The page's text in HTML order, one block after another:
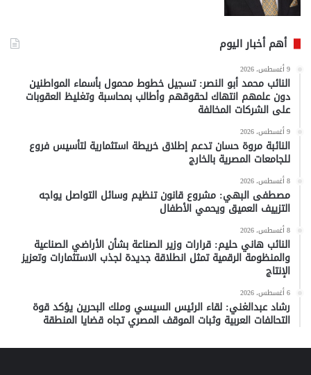
أهم أخبار اليوم
9 أغسطس، 2026
النائب محمد أبو النصر: تسجيل خطوط محمول بأسماء المواطنين
دون علمهم انتهاك لحقوقهم وأطالب بمحاسبة وتغليظ العقوبات
على الشركات المخالفة
9 أغسطس، 2026
النائبة مروة حسان تدعم إطلاق خريطة استثمارية لتأسيس فروع
للجامعات المصرية بالخارج
8 أغسطس، 2026
مصطفى البهي: مشروع قانون تنظيم وسائل التواصل يواجه
التزييف العميق ويحمي الأطفال
8 أغسطس، 2026
النائب هاني حليم: قرارات وزير الصناعة بشأن الأراضي الصناعية
والمنظومة الرقمية تمثل انطلاقة جديدة لجذب الاستثمارات وتعزيز
الإنتاج
6 أغسطس، 2026
رشاد عبدالغني: لقاء الرئيس السيسي وملك البحرين يؤكد قوة
التحالفات العربية وثبات الموقف المصري تجاه قضايا المنطقة